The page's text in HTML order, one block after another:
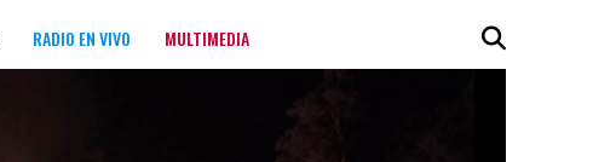
RADIO EN VIVO MULTIMEDIA